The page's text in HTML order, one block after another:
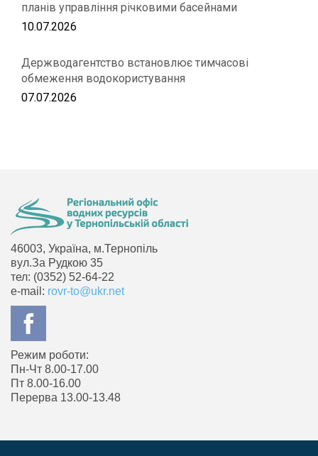
планів управління річковими басейнами
10.07.2026
Держводагентство встановлює тимчасові
обмеження водокористування
07.07.2026
46003, Україна, м.Тернопіль
вул.За Рудкою 35
тел: (0352) 52-64-22
e-mail: rovr-to@ukr.net
Режим роботи:
Пн-Чт 8.00-17.00
Пт 8.00-16.00
Перерва 13.00-13.48